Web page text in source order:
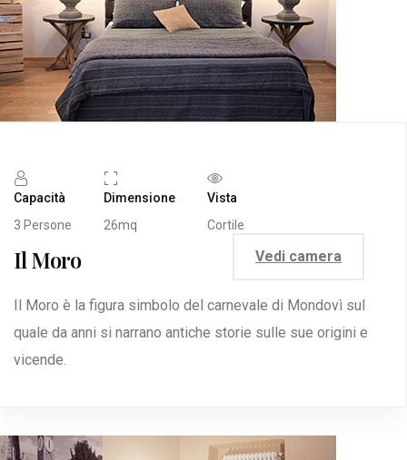
Capacità
3 Persone
Dimensione
26mq
Vista
Cortile
Il Moro
Il Moro è la figura simbolo del carnevale di Mondovì sul
quale da anni si narrano antiche storie sulle sue origini e
vicende.
Vedi camera